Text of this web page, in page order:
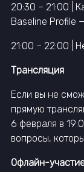
20:30 – 21:00 |
Baseline Profile
21:00 – 22:00 |
Трансляция
Если вы не
прямую
6 февраля в
вопросы,
Офлайн-